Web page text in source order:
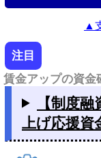
▲
注目
賃金アップの資金
【制度
上げ応援資